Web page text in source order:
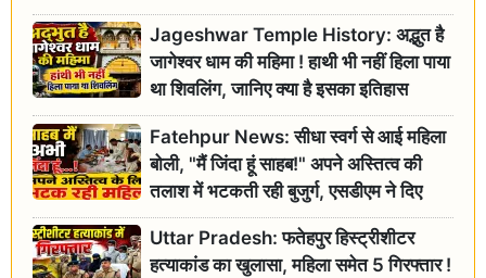
Jageshwar Temple History: अद्भुत है
जागेश्वर धाम की महिमा ! हाथी भी नहीं हिला पाया
था शिवलिंग, जानिए क्या है इसका इतिहास
Fatehpur News: सीधा स्वर्ग से आई महिला
बोली, "मैं जिंदा हूं साहब!" अपने अस्तित्व की
तलाश में भटकती रही बुजुर्ग, एसडीएम ने दिए
जांच के आदेश
Uttar Pradesh: फतेहपुर हिस्ट्रीशीटर
हत्याकांड का खुलासा, महिला समेत 5 गिरफ्तार !